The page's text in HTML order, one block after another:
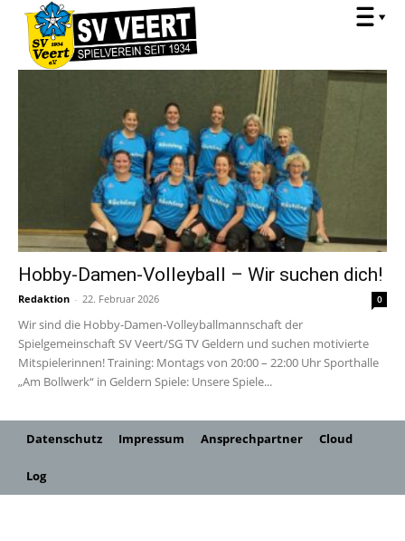
Hobby-Damen-Volleyball – Wir suchen dich!
Redaktion - 22. Februar 2026 0
Wir sind die Hobby-Damen-Volleyballmannschaft der
Spielgemeinschaft SV Veert/SG TV Geldern und suchen motivierte
Mitspielerinnen! Training: Montags von 20:00 – 22:00 Uhr Sporthalle
„Am Bollwerk“ in Geldern Spiele: Unsere Spiele...
Datenschutz Impressum Ansprechpartner Cloud
Log